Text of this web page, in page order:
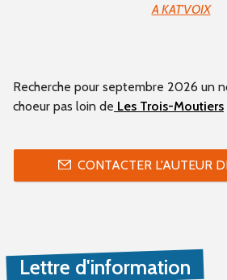
A KAT'VOIX
Recherche pour septembre 2026 un
choeur pas loin de Les Trois-Moutiers
CONTACTER L'AUTEUR
Lettre d'information